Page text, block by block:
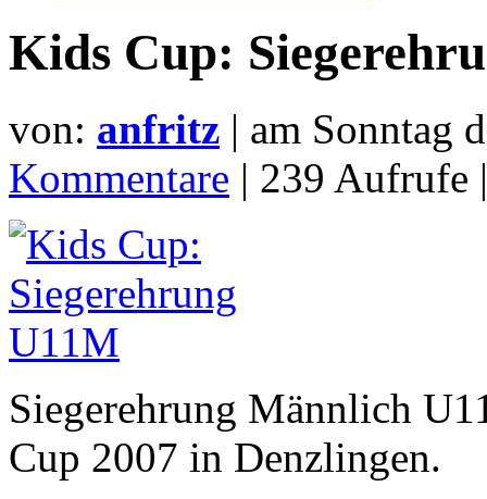
Kids Cup:
von: anfritz | am Sonntag
Kommentare | 239 Aufrufe
Siegerehrung Männlich
Cup 2007 in Denzlingen.